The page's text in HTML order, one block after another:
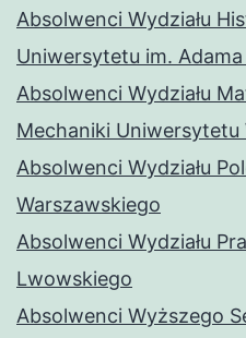
Absolwenci Wydziału
Uniwersytetu im.
Absolwenci Wydziału
Mechaniki Uniwersytetu
Absolwenci Wydziału
Warszawskiego
Absolwenci Wydziału
Lwowskiego
Absolwenci Wyższego